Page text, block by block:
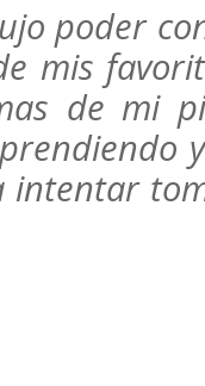
poder
mis
de mi
intentar